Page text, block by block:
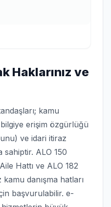
Haklarınız ve
kamu
erişim özgürlüğü
ve idari itiraz
sahiptir. ALO 150
Hattı ve ALO 182
danışma hatları
başvurulabilir. e-